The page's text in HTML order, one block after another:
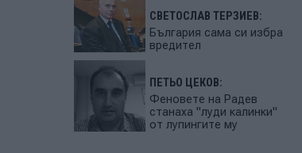
СВЕТОСЛАВ ТЕРЗИЕВ:
България сама си избра
вредител
ПЕТЬО ЦЕКОВ:
Феновете на Радев
станаха "луди калинки"
от лупингите му